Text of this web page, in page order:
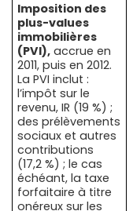
Imposition des
plus-values
immobilières
(PVI), accrue en
2011, puis en 2012.
La PVI inclut :
l’impôt sur le
revenu, IR (19 %) ;
des prélèvements
sociaux et autres
contributions
(17,2 %) ; le cas
échéant, la taxe
forfaitaire à titre
onéreux sur les